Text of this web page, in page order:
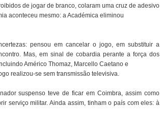
de jogar de branco, colaram uma cruz de adesivo
aconteceu mesmo: a Académica eliminou
pensou em cancelar o jogo, em substituir a
Mas, em sinal de cobardia perante a força dos
Américo Thomaz, Marcello Caetano e
realizou-se sem transmissão televisiva.
suspenso teve de ficar em Coimbra, assim como
serviço militar. Ainda assim, tinham o país com eles: à